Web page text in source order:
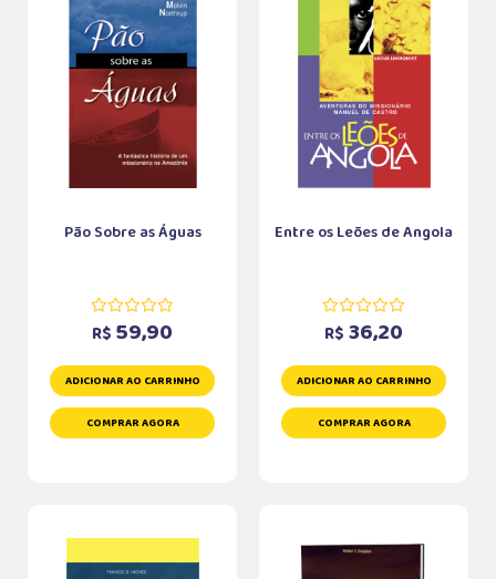
Pão Sobre as Águas
R$ 59,90
ADICIONAR AO CARRINHO
COMPRAR AGORA
Entre os Leões de Angola
R$ 36,20
ADICIONAR AO CARRINHO
COMPRAR AGORA